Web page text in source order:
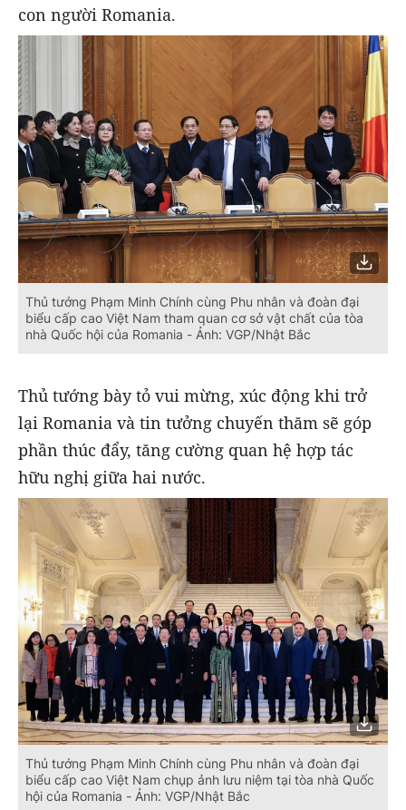
con người Romania.
Thủ tướng Phạm Minh Chính cùng Phu nhân và đoàn đại
biểu cấp cao Việt Nam tham quan cơ sở vật chất của tòa
nhà Quốc hội của Romania - Ảnh: VGP/Nhật Bắc
Thủ tướng bày tỏ vui mừng, xúc động khi trở
lại Romania và tin tưởng chuyến thăm sẽ góp
phần thúc đẩy, tăng cường quan hệ hợp tác
hữu nghị giữa hai nước.
Thủ tướng Phạm Minh Chính cùng Phu nhân và đoàn đại
biểu cấp cao Việt Nam chụp ảnh lưu niệm tại tòa nhà Quốc
hội của Romania - Ảnh: VGP/Nhật Bắc